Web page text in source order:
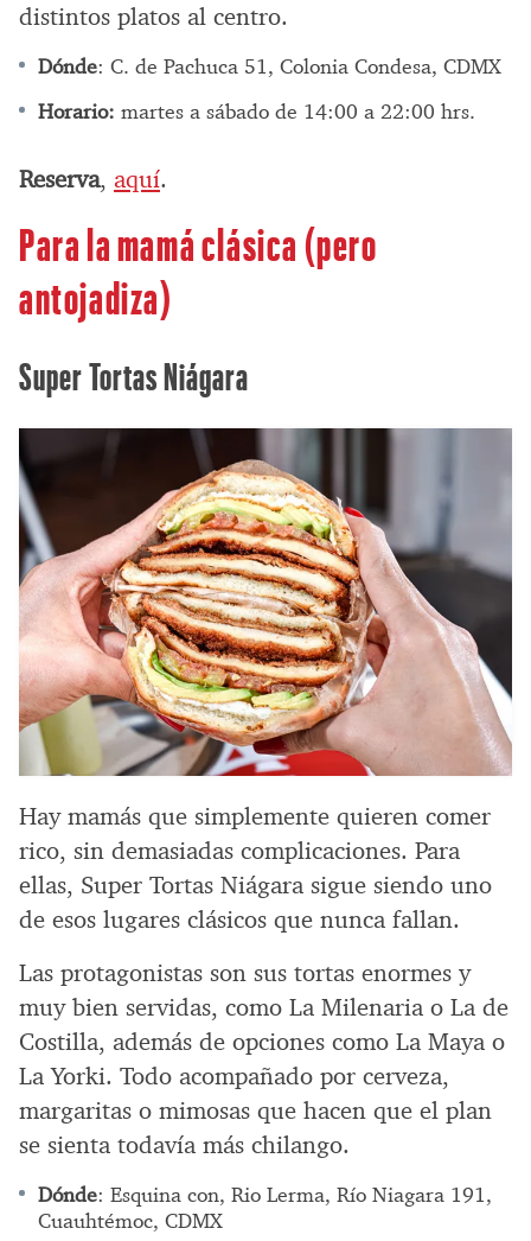
distintos platos al centro.
Dónde: C. de Pachuca 51, Colonia Condesa, CDMX
Horario: martes a sábado de 14:00 a 22:00 hrs.
Reserva, aquí.
Para la mamá clásica (pero
antojadiza)
Super Tortas Niágara
Hay mamás que simplemente quieren comer
rico, sin demasiadas complicaciones. Para
ellas, Super Tortas Niágara sigue siendo uno
de esos lugares clásicos que nunca fallan.
Las protagonistas son sus tortas enormes y
muy bien servidas, como La Milenaria o La de
Costilla, además de opciones como La Maya o
La Yorki. Todo acompañado por cerveza,
margaritas o mimosas que hacen que el plan
se sienta todavía más chilango.
Dónde: Esquina con, Rio Lerma, Río Niagara 191,
Cuauhtémoc, CDMX